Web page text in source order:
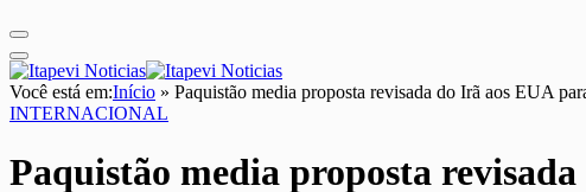
Você está em:Início » Paquistão media proposta revisada do Irã aos EUA
INTERNACIONAL
Paquistão media proposta